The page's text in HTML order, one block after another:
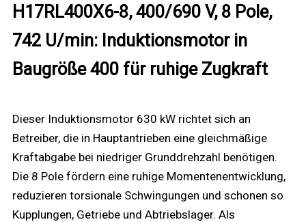
H17RL400X6-8, 400/690 V, 8 Pole,
742 U/min: Induktionsmotor in
Baugröße 400 für ruhige Zugkraft
Dieser Induktionsmotor 630 kW richtet sich an
Betreiber, die in Hauptantrieben eine gleichmäßige
Kraftabgabe bei niedriger Grunddrehzahl benötigen.
Die 8 Pole fördern eine ruhige Momentenentwicklung,
reduzieren torsionale Schwingungen und schonen so
Kupplungen, Getriebe und Abtriebslager. Als